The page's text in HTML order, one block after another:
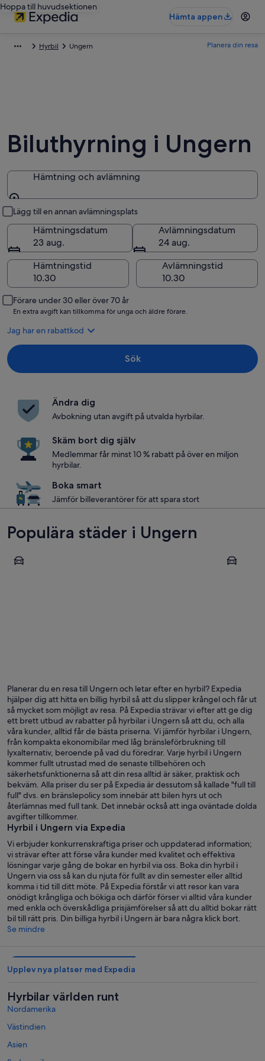
Hoppa till huvudsektionen
Hämta appen
Hyrbil Ungern Planera din resa
Biluthyrning i Ungern
Hämtning och avlämning
Lägg till en annan avlämningsplats
Hämtningsdatum
23 aug.
Avlämningsdatum
24 aug.
Hämtningstid
Avlämningstid
Förare under 30 eller över 70 år
En extra avgift kan tillkomma för unga och äldre förare.
Jag har en rabattkod
Sök
Ändra dig
Avbokning utan avgift på utvalda hyrbilar.
Skäm bort dig själv
Medlemmar får minst 10 % rabatt på över en miljon
hyrbilar.
Boka smart
Jämför billeverantörer för att spara stort
Populära städer i Ungern
Budapest (med omnejd) Tokaj
Planerar du en resa till Ungern och letar efter en hyrbil? Expedia
hjälper dig att hitta en billig hyrbil så att du slipper krångel och får ut
så mycket som möjligt av resa. På Expedia strävar vi efter att ge dig
ett brett utbud av rabatter på hyrbilar i Ungern så att du, och alla
våra kunder, alltid får de bästa priserna. Vi jämför hyrbilar i Ungern,
från kompakta ekonomibilar med låg bränsleförbrukning till
lyxalternativ, beroende på vad du föredrar. Varje hyrbil i Ungern
kommer fullt utrustad med de senaste tillbehören och
säkerhetsfunktionerna så att din resa alltid är säker, praktisk och
bekväm. Alla priser du ser på Expedia är dessutom så kallade "full till
full" dvs. en bränslepolicy som innebär att bilen hyrs ut och
återlämnas med full tank. Det innebär också att inga oväntade dolda
avgifter tillkommer.
Hyrbil i Ungern via Expedia
Vi erbjuder konkurrenskraftiga priser och uppdaterad information;
vi strävar efter att förse våra kunder med kvalitet och effektiva
lösningar varje gång de bokar en hyrbil via oss. Boka din hyrbil i
Ungern via oss så kan du njuta för fullt av din semester eller alltid
komma i tid till ditt möte. På Expedia förstår vi att resor kan vara
onödigt krångliga och bökiga och därför förser vi alltid våra kunder
med enkla och överskådliga prisjämförelser så att du alltid bokar rätt
bil till rätt pris. Din billiga hyrbil i Ungern är bara några klick bort.
Se mindre
Upplev nya platser med Expedia
Hyrbilar världen runt
Nordamerika
Västindien
Asien